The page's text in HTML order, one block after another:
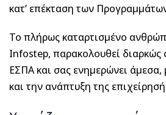
κατ’ επέκταση των
Το πλήρως καταρτισμένο
Infostep, παρακολουθεί διαρκώς
ΕΣΠΑ και σας ενημερώνει
και την ανάπτυξη της